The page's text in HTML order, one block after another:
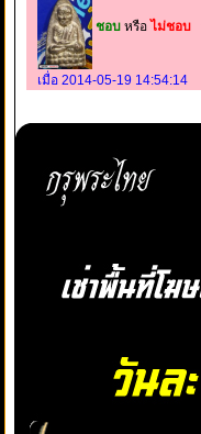
ชอบ หรือ ไม่ชอบ
เมื่อ 2014-05-19 14:54:14